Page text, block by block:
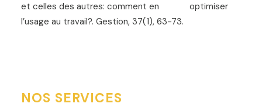
et celles des autres: comment en optimiser
l’usage au travail?. Gestion, 37(1), 63-73.
NOS SERVICES